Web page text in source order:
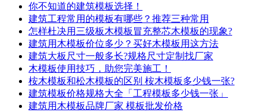
你不知道的建筑模板选择！
建筑工程常用的模板有哪些？推荐三种常用
怎样杜决用三级板木模板冒充整芯木模板的现象?
建筑用木模板价位多少？买好木模板用这方法
建筑大板尺寸一般多长?规格尺寸定制找厂家
木模板使用技巧，助您完美施工！
桉木模板和松木模板的区别 桉木模板多少钱一张?
建筑模板价格规格大全「工程模板多少钱一张」
建筑用木模板品牌厂家 模板批发价格